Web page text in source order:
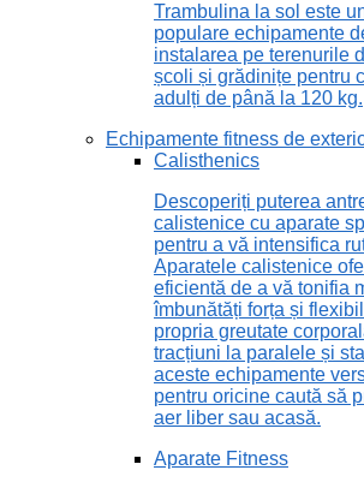
Trambulina la sol este
populare echipamente
instalarea pe terenurile
școli și grădinițe pentru
adulți de până la 120 kg.
Echipamente fitness de
Calisthenics
Descoperiți puterea
calistenice cu aparate
pentru a vă intensifica
Aparatele calistenice
eficientă de a vă tonifia
îmbunătăți forța și
propria greutate
tracțiuni la paralele și
aceste echipamente
pentru oricine caută să
aer liber sau acasă.
Aparate Fitness